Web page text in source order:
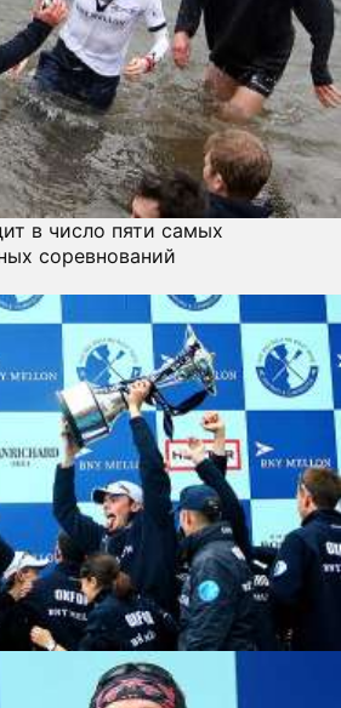
в число пяти самых
соревнований